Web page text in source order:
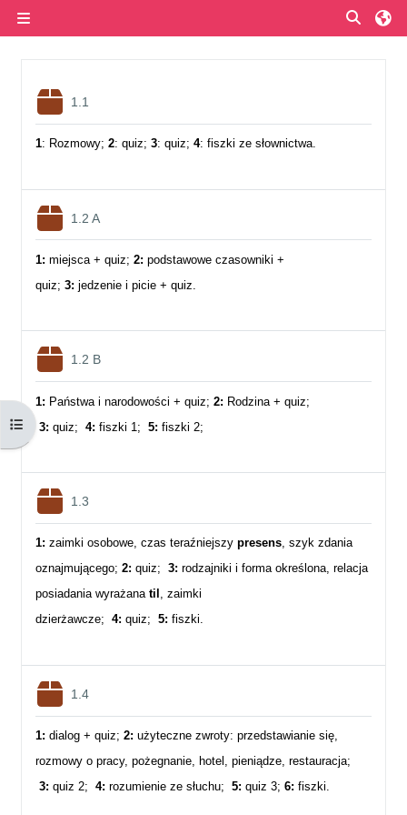
Otwórz indeks kursu
1.1
1: Rozmowy; 2: quiz; 3: quiz; 4: fiszki ze słownictwa.
1.2 APakiet SCORM
1: miejsca + quiz; 2: podstawowe czasowniki +
quiz; 3: jedzenie i picie + quiz.
1.2 BPakiet SCORM
1: Państwa i narodowości + quiz; 2: Rodzina + quiz;
3: quiz; 4: fiszki 1; 5: fiszki 2;
1.3
1: zaimki osobowe, czas teraźniejszy presens, szyk zdania
oznajmującego; 2: quiz; 3: rodzajniki i forma określona, relacja
posiadania wyrażana til , zaimki
dzierżawcze; 4: quiz; 5: fiszki.
1.4Pakiet SCORM
1: dialog + quiz; 2: użyteczne zwroty: przedstawianie się,
rozmowy o pracy, pożegnanie, hotel, pieniądze, restauracja;
3: quiz 2; 4: rozumienie ze słuchu; 5: quiz 3; 6: fiszki.